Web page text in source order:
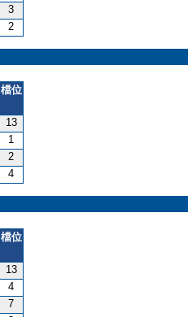
3
2
檔位
13
1
2
4
檔位
13
4
7